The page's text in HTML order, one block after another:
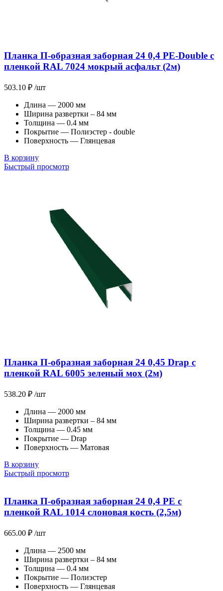
Планка П-образная заборная 24 0,4 PE-Double с
пленкой RAL 7024 мокрый асфальт (2м)
503.10 ₽ /шт
Длина — 2000 мм
Ширина развертки – 84 мм
Толщина — 0.4 мм
Покрытие — Полиэстер - double
Поверхность — Глянцевая
В корзину
Быстрый просмотр
Планка П-образная заборная 24 0,45 Drap с
пленкой RAL 6005 зеленый мох (2м)
538.20 ₽ /шт
Длина — 2000 мм
Ширина развертки – 84 мм
Толщина — 0.45 мм
Покрытие — Drap
Поверхность — Матовая
В корзину
Быстрый просмотр
Планка П-образная заборная 24 0,4 PE с
пленкой RAL 1014 слоновая кость (2,5м)
665.00 ₽ /шт
Длина — 2500 мм
Ширина развертки – 84 мм
Толщина — 0.4 мм
Покрытие — Полиэстер
Поверхность — Глянцевая